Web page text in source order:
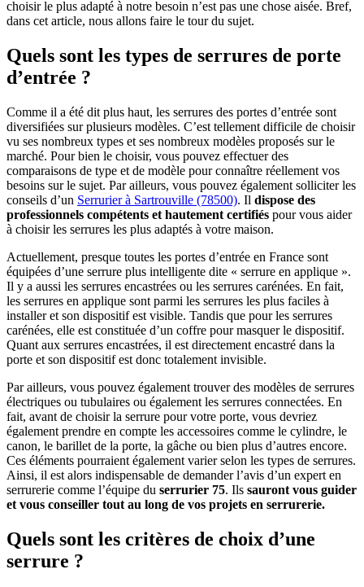
choisir le plus adapté à notre besoin n’est pas une chose aisée. Bref,
dans cet article, nous allons faire le tour du sujet.
Quels sont les types de serrures de porte
d’entrée ?
Comme il a été dit plus haut, les serrures des portes d’entrée sont
diversifiées sur plusieurs modèles. C’est tellement difficile de choisir
vu ses nombreux types et ses nombreux modèles proposés sur le
marché. Pour bien le choisir, vous pouvez effectuer des
comparaisons de type et de modèle pour connaître réellement vos
besoins sur le sujet. Par ailleurs, vous pouvez également solliciter les
conseils d’un Serrurier à Sartrouville (78500). Il dispose des
professionnels compétents et hautement certifiés pour vous aider
à choisir les serrures les plus adaptés à votre maison.
Actuellement, presque toutes les portes d’entrée en France sont
équipées d’une serrure plus intelligente dite « serrure en applique ».
Il y a aussi les serrures encastrées ou les serrures carénées. En fait,
les serrures en applique sont parmi les serrures les plus faciles à
installer et son dispositif est visible. Tandis que pour les serrures
carénées, elle est constituée d’un coffre pour masquer le dispositif.
Quant aux serrures encastrées, il est directement encastré dans la
porte et son dispositif est donc totalement invisible.
Par ailleurs, vous pouvez également trouver des modèles de serrures
électriques ou tubulaires ou également les serrures connectées. En
fait, avant de choisir la serrure pour votre porte, vous devriez
également prendre en compte les accessoires comme le cylindre, le
canon, le barillet de la porte, la gâche ou bien plus d’autres encore.
Ces éléments pourraient également varier selon les types de serrures.
Ainsi, il est alors indispensable de demander l’avis d’un expert en
serrurerie comme l’équipe du serrurier 75. Ils sauront vous guider
et vous conseiller tout au long de vos projets en serrurerie.
Quels sont les critères de choix d’une
serrure ?